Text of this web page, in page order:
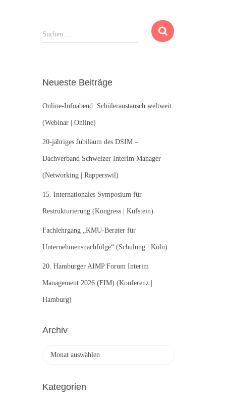
u
n
a
c
:
Suchen …
Neueste Beiträge
Online-Infoabend: Schüleraustausch weltweit
(Webinar | Online)
20-jähriges Jubiläum des DSIM –
Dachverband Schweizer Interim Manager
(Networking | Rapperswil)
15. Internationales Symposium für
Restrukturierung (Kongress | Kufstein)
Fachlehrgang „KMU-Berater für
Unternehmensnachfolge“ (Schulung | Köln)
20. Hamburger AIMP Forum Interim
Management 2026 (FIM) (Konferenz |
Hamburg)
Archiv
h
Kategorien